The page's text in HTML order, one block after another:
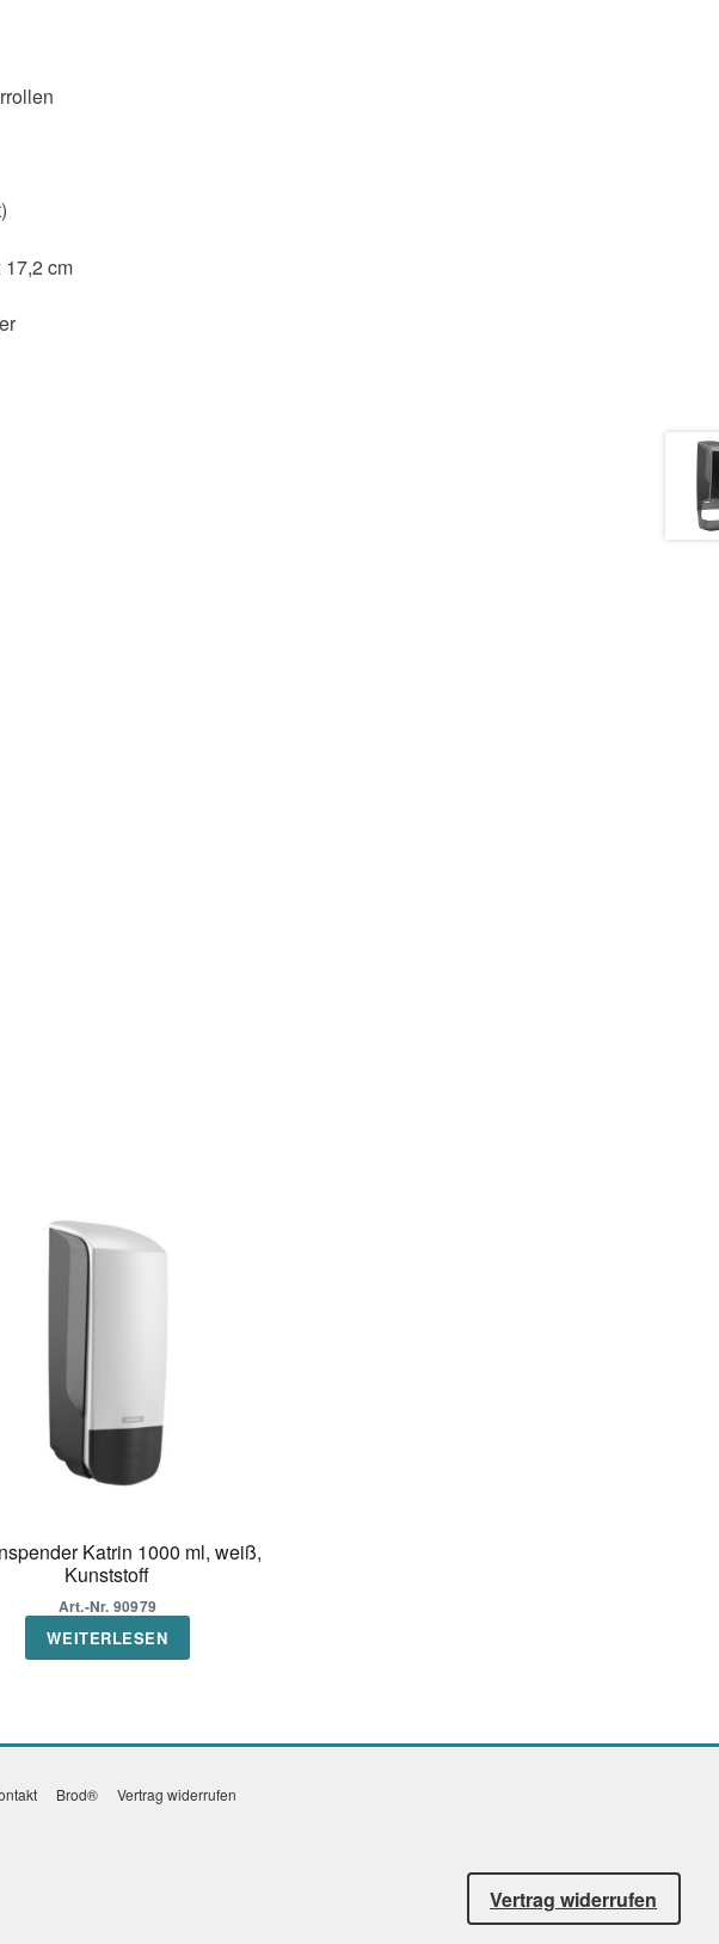
17,2 cm
Katrin 1000 ml, weiß,
Kunststoff
Art.-Nr. 90979
WEITERLESEN
Brod® Vertrag widerrufen
Vertrag widerrufen